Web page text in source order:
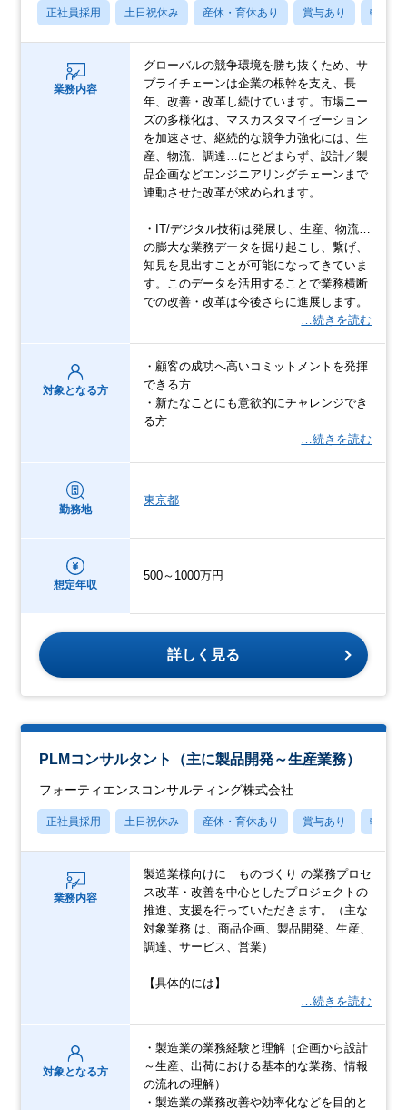
正社員採用 土日祝休み 産休・育休あり 賞与あり 転勤な
業務内容
グローバルの競争環境を勝ち抜くため、サ
プライチェーンは企業の根幹を支え、長
年、改善・改革し続けています。市場ニー
ズの多様化は、マスカスタマイゼーション
を加速させ、継続的な競争力強化には、生
産、物流、調達…にとどまらず、設計／製
品企画などエンジニアリングチェーンまで
連動させた改革が求められます。
・IT/デジタル技術は発展し、生産、物流…
の膨大な業務データを掘り起こし、繋げ、
知見を見出すことが可能になってきていま
す。このデータを活用することで業務横断
での改善・改革は今後さらに進展します。
…続きを読む
対象となる方
・顧客の成功へ高いコミットメントを発揮
できる方
・新たなことにも意欲的にチャレンジでき
る方
…続きを読む
勤務地
東京都
想定年収
500～1000万円
詳しく見る
PLMコンサルタント（主に製品開発～生産業務）
フォーティエンスコンサルティング株式会社
正社員採用 土日祝休み 産休・育休あり 賞与あり 転勤な
業務内容
製造業様向けに ものづくり の業務プロセ
ス改革・改善を中心としたプロジェクトの
推進、支援を行っていただきます。（主な
対象業務 は、商品企画、製品開発、生産、
調達、サービス、営業）
【具体的には】
…続きを読む
対象となる方
・製造業の業務経験と理解（企画から設計
～生産、出荷における基本的な業務、情報
の流れの理解）
・製造業の業務改善や効率化などを目的と